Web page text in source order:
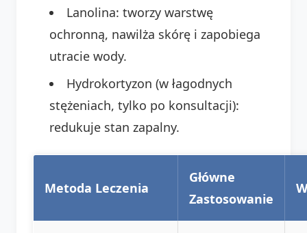
Lanolina: tworzy warstwę
ochronną, nawilża skórę i zapobiega
utracie wody.
Hydrokortyzon (w łagodnych
stężeniach, tylko po konsultacji):
redukuje stan zapalny.
Metoda Leczenia
Główne
Zastosowanie